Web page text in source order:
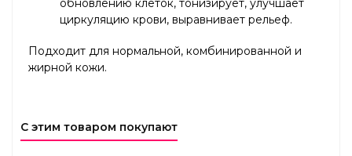
циркуляцию крови, выравнивает рельеф.
Подходит для нормальной, комбинированной и
жирной кожи.
С этим товаром покупают